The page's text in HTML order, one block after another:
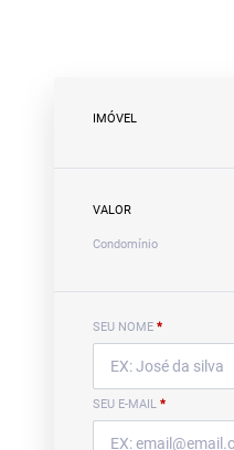
IMÓVEL
VALOR
Condomínio
SEU NOME *
SEU E-MAIL *